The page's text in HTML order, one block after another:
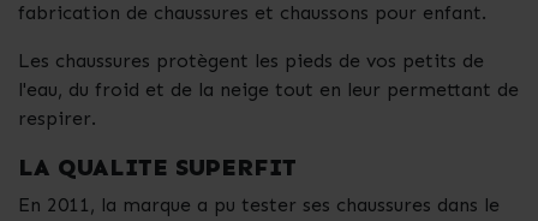
fabrication de chaussures et chaussons pour enfant.
Les chaussures protègent les pieds de vos petits de
l'eau, du froid et de la neige tout en leur permettant de
respirer.
LA QUALITE SUPERFIT
En 2011, la marque a pu tester ses chaussures dans le